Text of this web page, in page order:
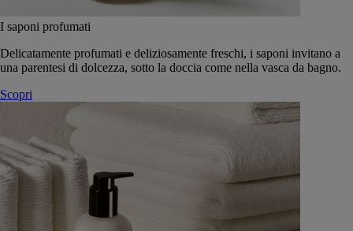
I saponi profumati
Delicatamente profumati e deliziosamente freschi, i saponi invitano a
una parentesi di dolcezza, sotto la doccia come nella vasca da bagno.
Scopri